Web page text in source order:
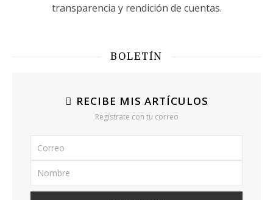
transparencia y rendición de cuentas.
BOLETÍN
RECIBE MIS ARTÍCULOS
Regístrate con tu correo